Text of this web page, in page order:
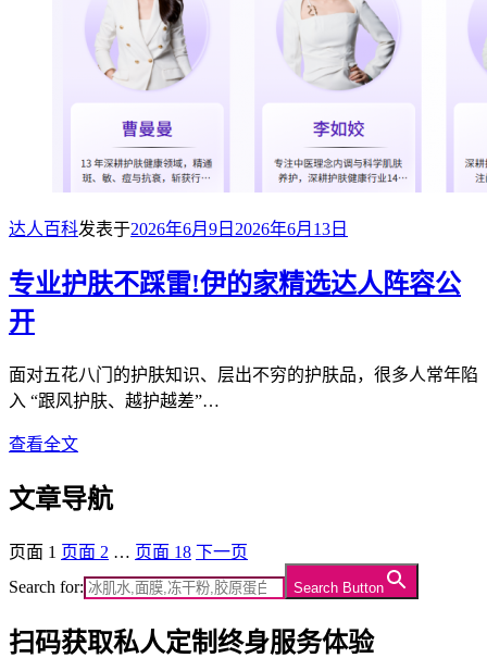
达人百科发表于2026年6月9日 2026年6月13日
专业护肤不踩雷!伊的家精选达人阵容公
开
面对五花八门的护肤知识、层出不穷的护肤品，很多人常年陷
入 “跟风护肤、越护越差”…
查看全文
文章导航
页面 1 页面 2 … 页面 18 下一页
Search for:
Search Button
扫码获取私人定制终身服务体验